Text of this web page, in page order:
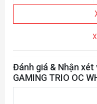
Cổng xuất hình
Đánh giá & Nhận xét
GAMING TRIO OC